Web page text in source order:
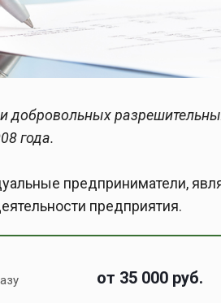
года.
предприниматели,
предприятия.
от 35 000 руб.